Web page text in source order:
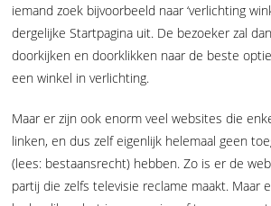
iemand zoek bijvoorbeeld naar ‘verlichting
dergelijke Startpagina uit. De bezoeker zal
doorkijken en doorklikken naar de beste
een winkel in verlichting.
Maar er zijn ook enorm veel websites die
linken, en dus zelf eigenlijk helemaal geen
(lees: bestaansrecht) hebben. Zo is er de
partij die zelfs televisie reclame maakt. Maar